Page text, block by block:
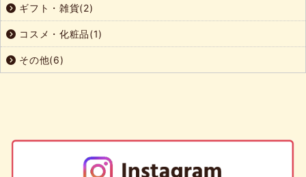
ギフト・雑貨(2)
コスメ・化粧品(1)
その他(6)